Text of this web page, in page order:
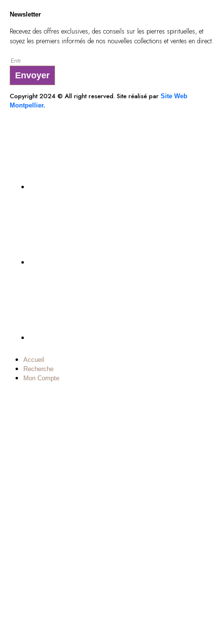
Newsletter
Recevez des offres exclusives, des conseils sur les pierres spirituelles, et
soyez les premiers informés de nos nouvelles collections et ventes en direct.
Envoyer
Copyright 2024 © All right reserved. Site réalisé par Site Web
Montpellier.
Accueil
Recherche
Mon Compte